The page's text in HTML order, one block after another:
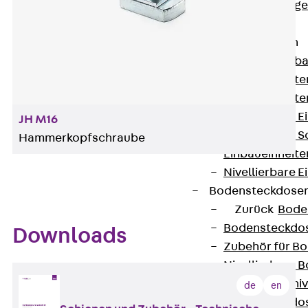
Einbaueinheiten
Nivellierbare
Nivellierbare
Nivellierbare
Zurück
Zubehör für
Nivellierbare
Zubehör für
JH M16
Hammerkopfschraube
Downloads
de en